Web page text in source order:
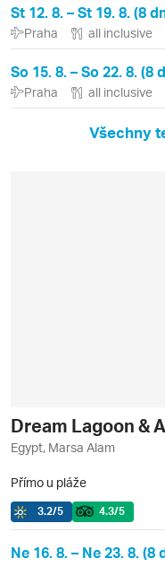
St 12. 8. – St 19. 8. (8
Praha all inclusive
So 15. 8. – So 22. 8. (8
Praha all inclusive
Všechny
Dream Lagoon &
Egypt, Marsa Alam
Přímo u pláže
3.2/5 4.3/5
Ne 16. 8. – Ne 23. 8. (8